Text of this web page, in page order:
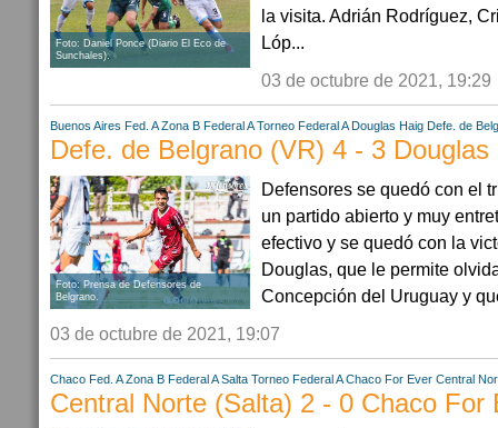
Foto: Daniel Ponce (Diario El Eco de
Sunchales).
la visita. Adrián Rodríguez,
Lóp...
03 de octubre de 2021, 19:29
Buenos Aires Fed. A Zona B Federal A Torneo Federal A Douglas Haig Defe. de
Defe. de Belgrano (VR) 4 - 3 Douglas
Foto: Prensa de Defensores de
Belgrano.
Defensores se quedó con el
un partido abierto y muy
efectivo y se quedó con la
Douglas, que le permite
Concepción del Uruguay y
03 de octubre de 2021, 19:07
Chaco Fed. A Zona B Federal A Salta Torneo Federal A Chaco For Ever Central
Central Norte (Salta) 2 - 0 Chaco For